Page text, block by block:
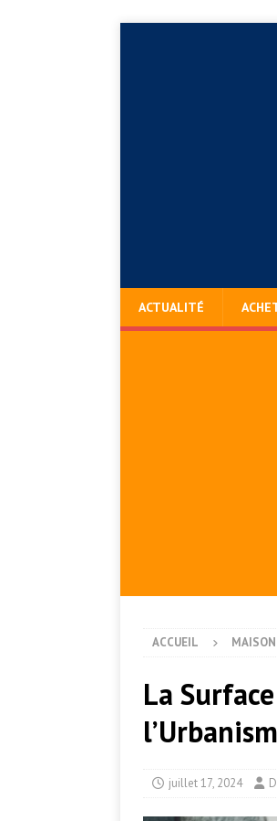
ACTUALITÉ
ACCUEIL
La
juillet 17, 2024